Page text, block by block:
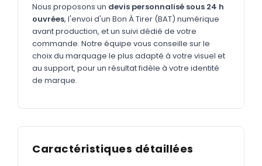
Cuisine
Nous proposons un devis personnalisé sous 24 h
ouvrées, l'envoi d'un Bon À Tirer (BAT) numérique
avant production, et un suivi dédié de votre
commande. Notre équipe vous conseille sur le
choix du marquage le plus adapté à votre visuel et
au support, pour un résultat fidèle à votre identité
de marque.
Caractéristiques détaillées